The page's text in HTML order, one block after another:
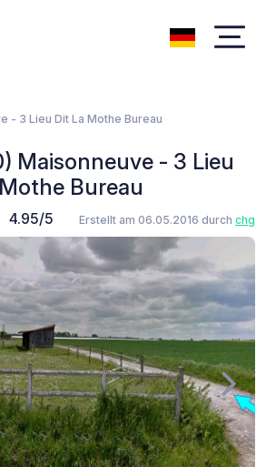
- 3 Lieu Dit La Mothe Bureau
Maisonneuve - 3 Lieu
Bureau
4.95/5 Erstellt am 06.05.2016 durch chg